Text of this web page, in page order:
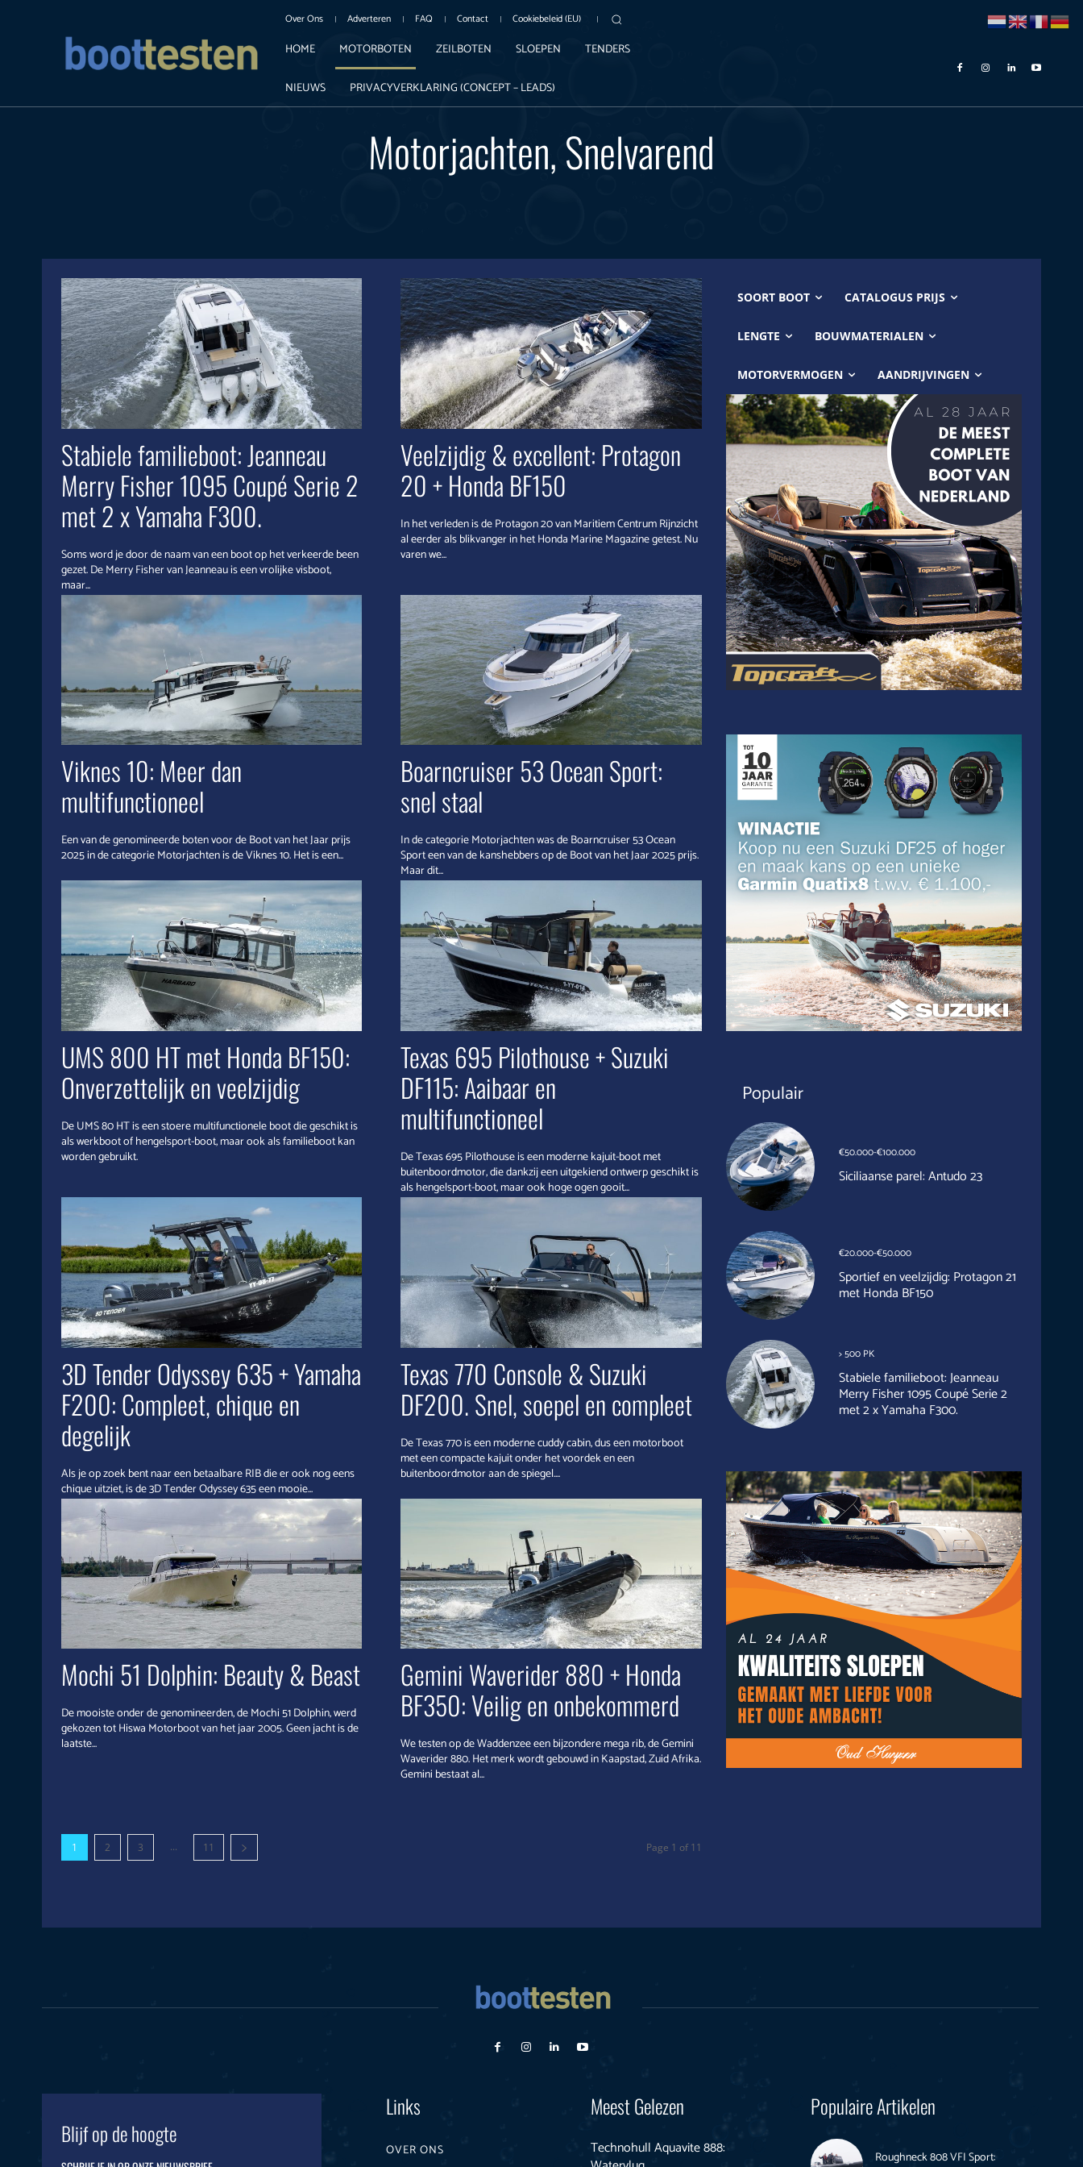
Over Ons Adverteren FAQ Contact Cookiebeleid (EU)
HOME MOTORBOTEN ZEILBOTEN SLOEPEN TENDERS
NIEUWS PRIVACYVERKLARING (CONCEPT – LEADS)
Motorjachten, Snelvarend
Stabiele familieboot: Jeanneau
Merry Fisher 1095 Coupé Serie 2
met 2 x Yamaha F300.
Soms word je door de naam van een boot op het verkeerde been
gezet. De Merry Fisher van Jeanneau is een vrolijke visboot,
maar...
Veelzijdig & excellent: Protagon
20 + Honda BF150
In het verleden is de Protagon 20 van Maritiem Centrum Rijnzicht
al eerder als blikvanger in het Honda Marine Magazine getest. Nu
varen we...
Viknes 10: Meer dan
multifunctioneel
Een van de genomineerde boten voor de Boot van het Jaar prijs
2025 in de categorie Motorjachten is de Viknes 10. Het is een...
Boarncruiser 53 Ocean Sport:
snel staal
In de categorie Motorjachten was de Boarncruiser 53 Ocean
Sport een van de kanshebbers op de Boot van het Jaar 2025 prijs.
Maar dit...
UMS 800 HT met Honda BF150:
Onverzettelijk en veelzijdig
De UMS 80 HT is een stoere multifunctionele boot die geschikt is
als werkboot of hengelsport-boot, maar ook als familieboot kan
worden gebruikt.
Texas 695 Pilothouse + Suzuki
DF115: Aaibaar en
multifunctioneel
De Texas 695 Pilothouse is een moderne kajuit-boot met
buitenboordmotor, die dankzij een uitgekiend ontwerp geschikt is
als hengelsport-boot, maar ook hoge ogen gooit...
3D Tender Odyssey 635 + Yamaha
F200: Compleet, chique en
degelijk
Als je op zoek bent naar een betaalbare RIB die er ook nog eens
chique uitziet, is de 3D Tender Odyssey 635 een mooie...
Texas 770 Console & Suzuki
DF200. Snel, soepel en compleet
De Texas 770 is een moderne cuddy cabin, dus een motorboot
met een compacte kajuit onder het voordek en een
buitenboordmotor aan de spiegel....
Mochi 51 Dolphin: Beauty & Beast
De mooiste onder de genomineerden, de Mochi 51 Dolphin, werd
gekozen tot Hiswa Motorboot van het jaar 2005. Geen jacht is de
laatste...
Gemini Waverider 880 + Honda
BF350: Veilig en onbekommerd
We testen op de Waddenzee een bijzondere mega rib, de Gemini
Waverider 880. Het merk wordt gebouwd in Kaapstad, Zuid Afrika.
Gemini bestaat al...
1 2 3 ... 11 Page 1 of 11
SOORT BOOT CATALOGUS PRIJS
LENGTE BOUWMATERIALEN
MOTORVERMOGEN AANDRIJVINGEN
Populair
€50.000-€100.000
Siciliaanse parel: Antudo 23
€20.000-€50.000
Sportief en veelzijdig: Protagon 21
met Honda BF150
> 500 PK
Stabiele familieboot: Jeanneau
Merry Fisher 1095 Coupé Serie 2
met 2 x Yamaha F300.
Blijf op de hoogte
Links
OVER ONS
Meest Gelezen
Technohull Aquavite 888:
Populaire Artikelen
Roughneck 808 VFI Sport: